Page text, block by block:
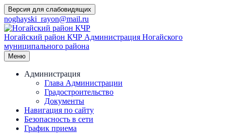
Перейти
к
содержимому
Версия для слабовидящих
noghayski_rayon@mail.ru
Ногайский район КЧР Администрация Ногайского
муниципального района
Меню
Администрация
Глава Администрации
Градостроительство
Документы
Навигация по сайту
Безопасность в сети
График приема